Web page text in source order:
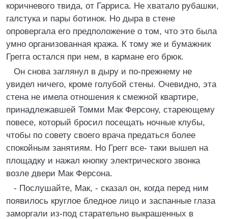
коричневого твида, от Гарриса. Не хватало рубашки,
галстука и пары ботинок. Но дыра в стене
опровергала его предположение о том, что это была
умно организованная кража. К тому же и бумажник
Грегга остался при нем, в кармане его брюк.
Он снова заглянул в дыру и по-прежнему не
увидел ничего, кроме голубой стены. Очевидно, эта
стена не имела отношения к смежной квартире,
принадлежавшей Томми Мак Ферсону, стареющему
повесе, который бросил посещать ночные клубы,
чтобы по совету своего врача предаться более
спокойным занятиям. Но Грегг все- таки вышел на
площадку и нажал кнопку электрического звонка
возле двери Мак Ферсона.
- Послушайте, Мак, - сказал он, когда перед ним
появилось круглое бледное лицо и заспанные глаза
заморгали из-под старательно выкрашенных в